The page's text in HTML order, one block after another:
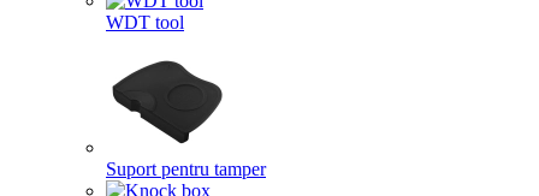
WDT tool
Suport pentru tamper